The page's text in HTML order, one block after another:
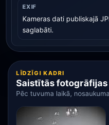
EXIF
Kameras dati publiskajā
saglabāti.
LĪDZĪGI KADRI
Saistītās fotogrāfijas
Pēc tuvuma laikā,